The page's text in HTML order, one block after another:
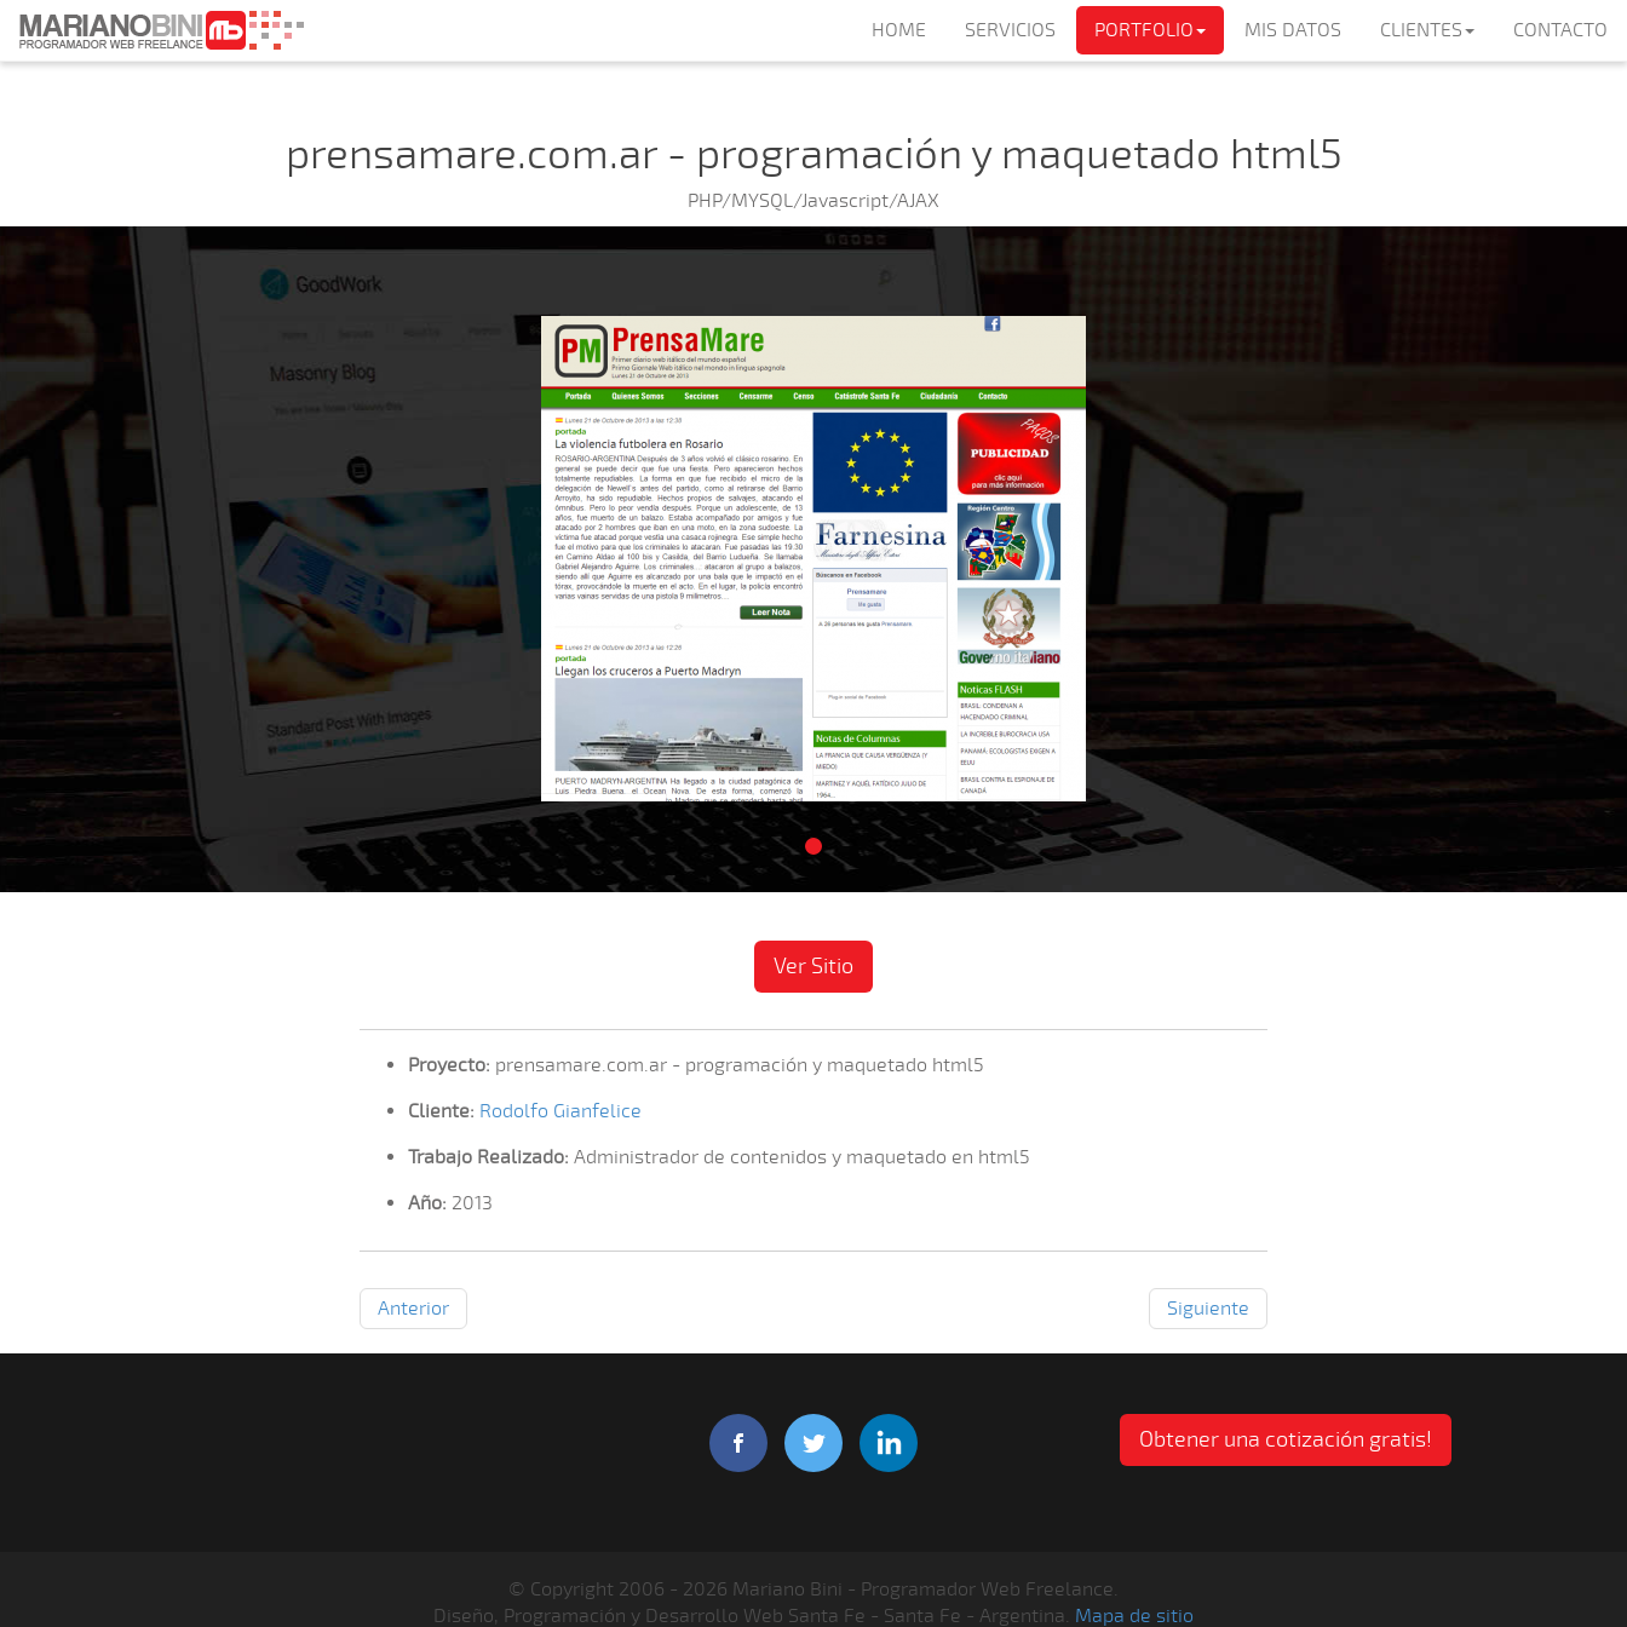
HOME SERVICIOS PORTFOLIO MIS DATOS CLIENTES CONTACTO
prensamare.com.ar - programación y maquetado html5
PHP/MYSQL/Javascript/AJAX
Ver Sitio
Proyecto: prensamare.com.ar - programación y maquetado html5
Cliente: Rodolfo Gianfelice
Trabajo Realizado: Administrador de contenidos y maquetado en html5
Año: 2013
Anterior Siguiente
Obtener una cotización gratis!
© Copyright 2006 - 2026 Mariano Bini - Programador Web Freelance.
Diseño, Programación y Desarrollo Web Santa Fe - Santa Fe - Argentina. Mapa de sitio